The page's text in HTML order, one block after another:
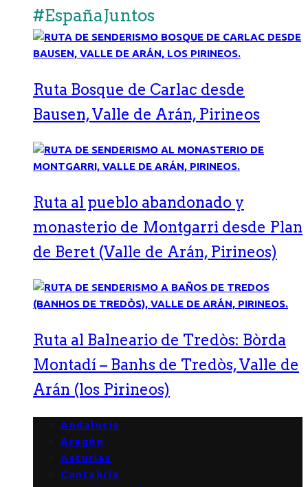
#EspañaJuntos
Ruta Bosque de Carlac desde
Bausen, Valle de Arán, Pirineos
Ruta al pueblo abandonado y
monasterio de Montgarri desde Plan
de Beret (Valle de Arán, Pirineos)
Ruta al Balneario de Tredòs: Bòrda
Montadí – Banhs de Tredòs, Valle de
Arán (los Pirineos)
Andalucía
Aragón
Asturias
Cantabria